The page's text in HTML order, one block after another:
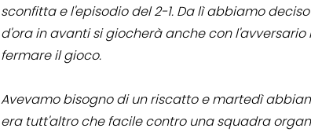
sconfitta e l'episodio del 2-1. Da lì abbiamo
d'ora in avanti si giocherà anche con
fermare il gioco.
Avevamo bisogno di un riscatto e martedì
era tutt'altro che facile contro una squadra